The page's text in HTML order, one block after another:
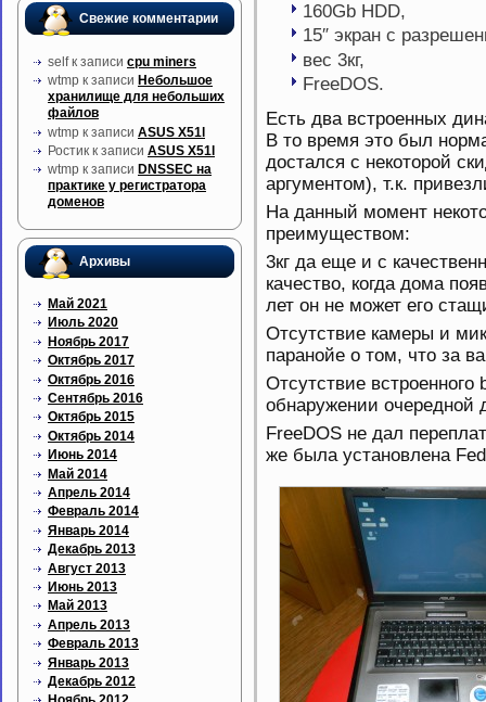
Свежие комментарии
selfк записи cpu miners
wtmp к записи Небольшое
хранилище для небольших
файлов
wtmp к записи ASUS X51l
Ростик к записи ASUS X51l
wtmp к записи DNSSEC на
практике у регистратора
доменов
Архивы
Май 2021
Июль 2020
Ноябрь 2017
Октябрь 2017
Октябрь 2016
Сентябрь 2016
Октябрь 2015
Октябрь 2014
Июнь 2014
Май 2014
Апрель 2014
Февраль 2014
Январь 2014
Декабрь 2013
Август 2013
Июнь 2013
Май 2013
Апрель 2013
Февраль 2013
Январь 2013
Декабрь 2012
160Gb HDD,
15″ экран с
вес 3кг,
FreeDOS.
Есть два встроенных
В то время это был
достался с некоторой
аргументом), т.к.
На данный момент
преимуществом:
3кг да еще и с
качество, когда дома
лет он не может его
Отсутствие камеры и
паранойе о том, что за
Отсутствие
обнаружении очередной
FreeDOS не дал
же была установлена